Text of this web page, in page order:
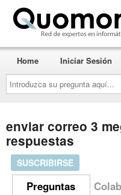
Introduzca
su
pregunta
aquí...
Home Iniciar Sesión
enviar correo 3
respuestas
SUSCRIBIRSE
Preguntas